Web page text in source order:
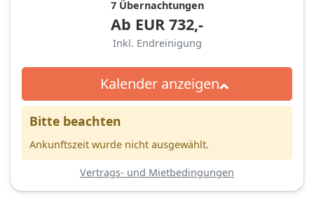
7 Übernachtungen
Ab EUR 732,-
Inkl. Endreinigung
Kalender anzeigen
Bitte beachten
Ankunftszeit wurde nicht ausgewählt.
Vertrags- und Mietbedingungen